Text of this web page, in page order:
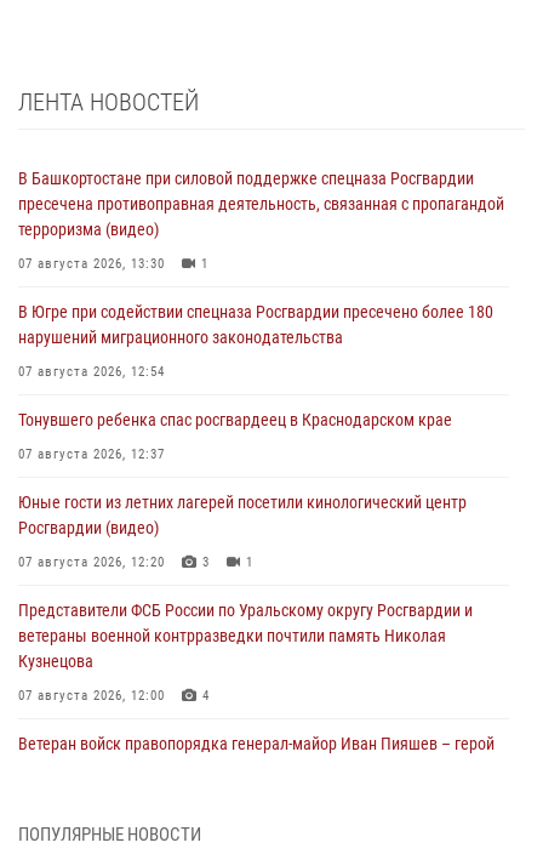
ЛЕНТА НОВОСТЕЙ
В Башкортостане при силовой поддержке спецназа Росгвардии
пресечена противоправная деятельность, связанная с пропагандой
терроризма (видео)
07 августа 2026, 13:30 1
В Югре при содействии спецназа Росгвардии пресечено более 180
нарушений миграционного законодательства
07 августа 2026, 12:54
Тонувшего ребенка спас росгвардеец в Краснодарском крае
07 августа 2026, 12:37
Юные гости из летних лагерей посетили кинологический центр
Росгвардии (видео)
07 августа 2026, 12:20 3 1
Представители ФСБ России по Уральскому округу Росгвардии и
ветераны военной контрразведки почтили память Николая
Кузнецова
07 августа 2026, 12:00 4
Ветеран войск правопорядка генерал-майор Иван Пияшев – герой
ПОПУЛЯРНЫЕ НОВОСТИ